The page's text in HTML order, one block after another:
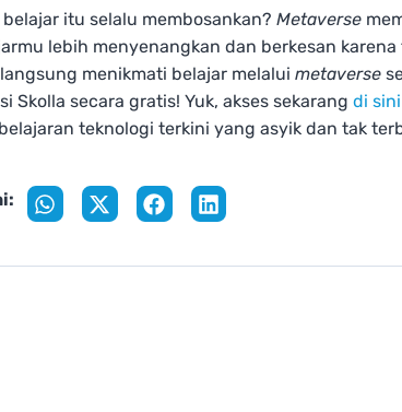
itu selalu membosankan? Metaverse
lebih menyenangkan dan berkesan karena
menikmati belajar melalui metaverse
Skolla secara gratis! Yuk, akses sekarang di sini
teknologi terkini yang asyik dan tak